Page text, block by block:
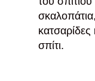
σπίτι.